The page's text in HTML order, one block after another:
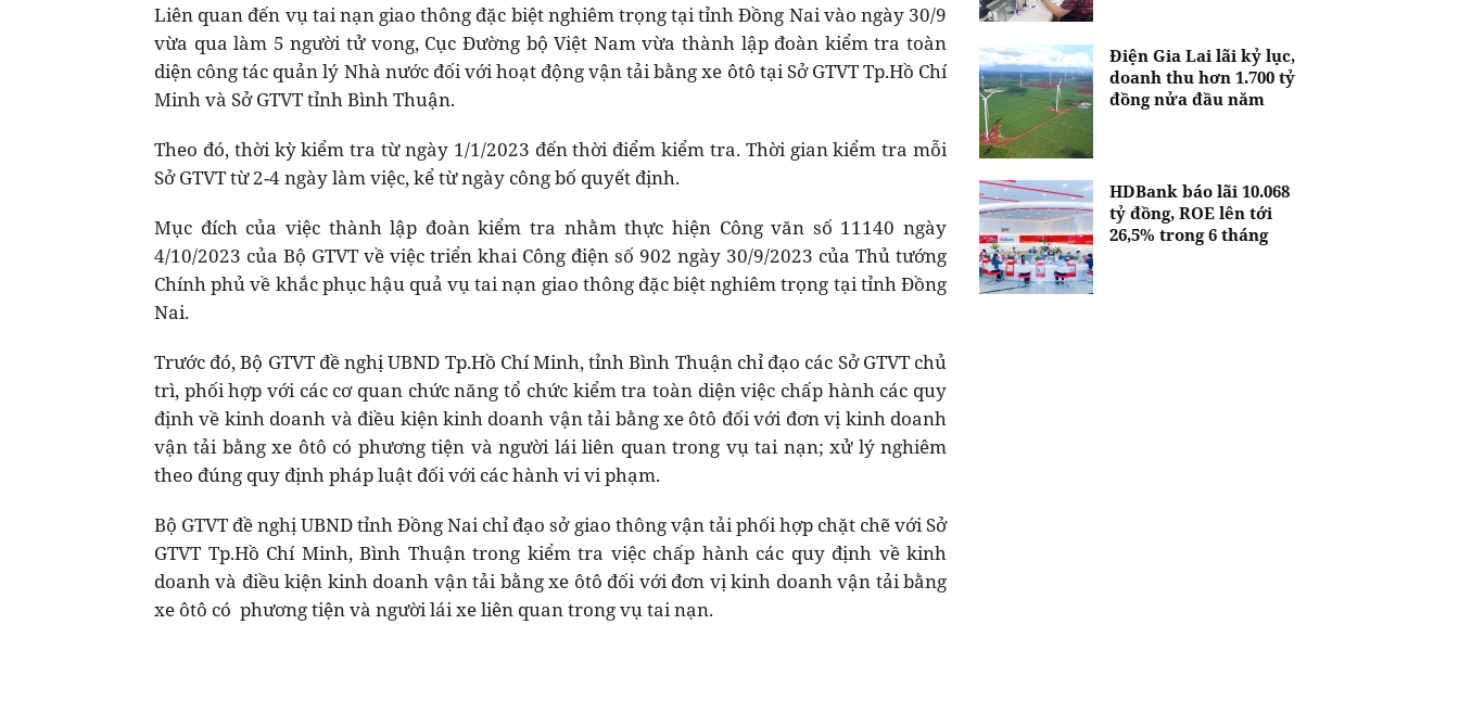
Liên quan đến vụ tai nạn giao thông đặc biệt nghiêm trọng tại tỉnh Đồng Nai vào ngày 30/9
vừa qua làm 5 người tử vong, Cục Đường bộ Việt Nam vừa thành lập đoàn kiểm tra toàn
diện công tác quản lý Nhà nước đối với hoạt động vận tải bằng xe ôtô tại Sở GTVT Tp.Hồ Chí
Minh và Sở GTVT tỉnh Bình Thuận.
Theo đó, thời kỳ kiểm tra từ ngày 1/1/2023 đến thời điểm kiểm tra. Thời gian kiểm tra mỗi
Sở GTVT từ 2-4 ngày làm việc, kể từ ngày công bố quyết định.
Mục đích của việc thành lập đoàn kiểm tra nhằm thực hiện Công văn số 11140 ngày
4/10/2023 của Bộ GTVT về việc triển khai Công điện số 902 ngày 30/9/2023 của Thủ tướng
Chính phủ về khắc phục hậu quả vụ tai nạn giao thông đặc biệt nghiêm trọng tại tỉnh Đồng
Nai.
Trước đó, Bộ GTVT đề nghị UBND Tp.Hồ Chí Minh, tỉnh Bình Thuận chỉ đạo các Sở GTVT chủ
trì, phối hợp với các cơ quan chức năng tổ chức kiểm tra toàn diện việc chấp hành các quy
định về kinh doanh và điều kiện kinh doanh vận tải bằng xe ôtô đối với đơn vị kinh doanh
vận tải bằng xe ôtô có phương tiện và người lái liên quan trong vụ tai nạn; xử lý nghiêm
theo đúng quy định pháp luật đối với các hành vi vi phạm.
Bộ GTVT đề nghị UBND tỉnh Đồng Nai chỉ đạo sở giao thông vận tải phối hợp chặt chẽ với Sở
GTVT Tp.Hồ Chí Minh, Bình Thuận trong kiểm tra việc chấp hành các quy định về kinh
doanh và điều kiện kinh doanh vận tải bằng xe ôtô đối với đơn vị kinh doanh vận tải bằng
xe ôtô có phương tiện và người lái xe liên quan trong vụ tai nạn.
Điện Gia Lai lãi kỷ lục,
doanh thu hơn 1.700 tỷ
đồng nửa đầu năm
HDBank báo lãi 10.068
tỷ đồng, ROE lên tới
26,5% trong 6 tháng